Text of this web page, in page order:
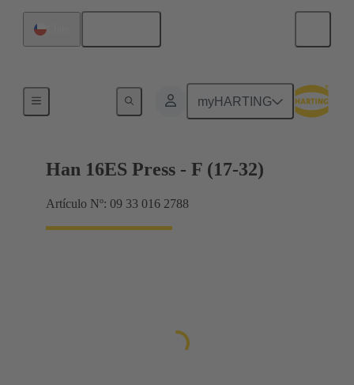
myHARTING
Corrientes hasta 16 A
Han 16ES Press - F (17-32)
Artículo Nº: 09 33 016 2788